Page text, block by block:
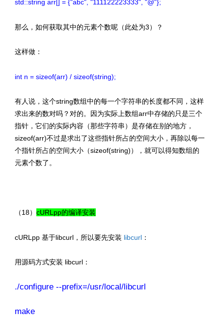
std::string arr[] = {"abc", "111122223333", "@"};
那么，如何获取其中的元素个数呢（此处为3）？
这样做：
int n = sizeof(arr) / sizeof(string);
有人说，这个string数组中的每一个字符串的长度都不同，这样
求出来的数对吗？对的。因为实际上数组arr中存储的只是三个
指针，它们的实际内容（那些字符串）是存储在别的地方，
sizeof(arr)不过是求出了这些指针所占的空间大小，再除以每一
个指针所占的空间大小（sizeof(string)），就可以得知数组的
元素个数了。
（18） cURLpp的编译安装
cURLpp 基于libcurl，所以要先安装 libcurl ：
用源码方式安装 libcurl：
./configure --prefix=/usr/local/libcurl
make